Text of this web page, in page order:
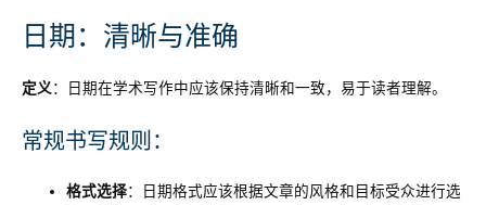
日期：清晰与准确
定义：日期在学术写作中应该保持清晰和一致，易于读者理解。
常规书写规则：
格式选择：日期格式应该根据文章的风格和目标受众进行选